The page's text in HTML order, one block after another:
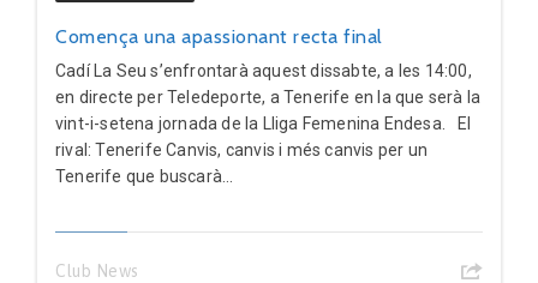
Comença una apassionant recta final
Cadí La Seu s’enfrontarà aquest dissabte, a les 14:00,
en directe per Teledeporte, a Tenerife en la que serà la
vint-i-setena jornada de la Lliga Femenina Endesa. El
rival: Tenerife Canvis, canvis i més canvis per un
Tenerife que buscarà...
Club News